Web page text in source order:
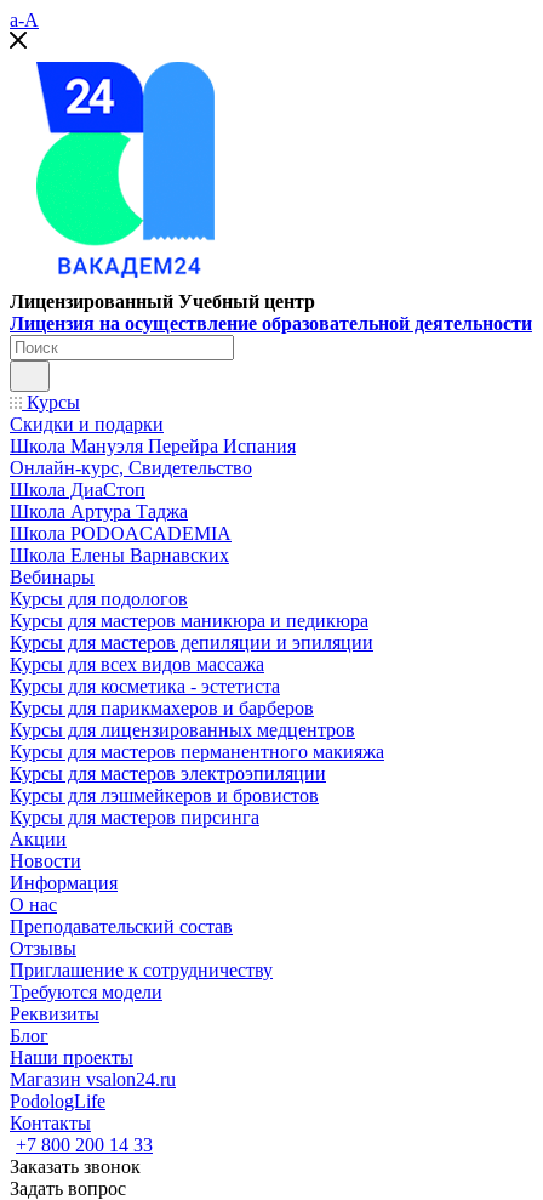
a-A
Лицензированный Учебный центр
Лицензия на осуществление образовательной деятельности
Курсы
Скидки и подарки
Школа Мануэля Перейра Испания
Онлайн-курс, Свидетельство
Школа ДиаСтоп
Школа Артура Таджа
Школа PODOACADEMIA
Школа Елены Варнавских
Вебинары
Курсы для подологов
Курсы для мастеров маникюра и педикюра
Курсы для мастеров депиляции и эпиляции
Курсы для всех видов массажа
Курсы для косметика - эстетиста
Курсы для парикмахеров и барберов
Курсы для лицензированных медцентров
Курсы для мастеров перманентного макияжа
Курсы для мастеров электроэпиляции
Курсы для лэшмейкеров и бровистов
Курсы для мастеров пирсинга
Акции
Новости
Информация
О нас
Преподавательский состав
Отзывы
Приглашение к сотрудничеству
Требуются модели
Реквизиты
Блог
Наши проекты
Магазин vsalon24.ru
PodologLife
Контакты
+7 800 200 14 33
Заказать звонок
Задать вопрос